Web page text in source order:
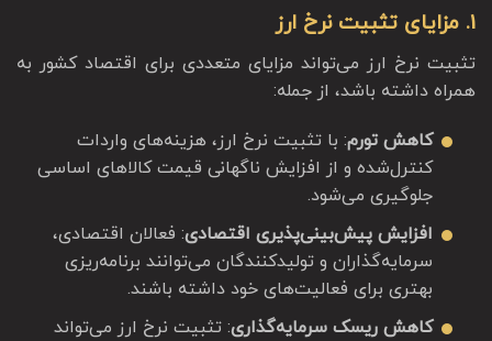
1. مزایای تثبیت نرخ ارز
تثبیت نرخ ارز می‌تواند مزایای متعددی برای اقتصاد کشور به
همراه داشته باشد، از جمله:
کاهش تورم: با تثبیت نرخ ارز، هزینه‌های واردات
کنترل‌شده و از افزایش ناگهانی قیمت کالاهای اساسی
جلوگیری می‌شود.
افزایش پیش‌بینی‌پذیری اقتصادی: فعالان اقتصادی،
سرمایه‌گذاران و تولیدکنندگان می‌توانند برنامه‌ریزی
بهتری برای فعالیت‌های خود داشته باشند.
کاهش ریسک سرمایه‌گذاری: تثبیت نرخ ارز می‌تواند